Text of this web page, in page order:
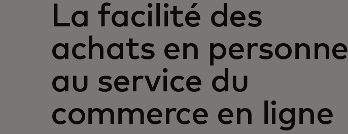
La facilité des
achats en personne
au service du
commerce en ligne